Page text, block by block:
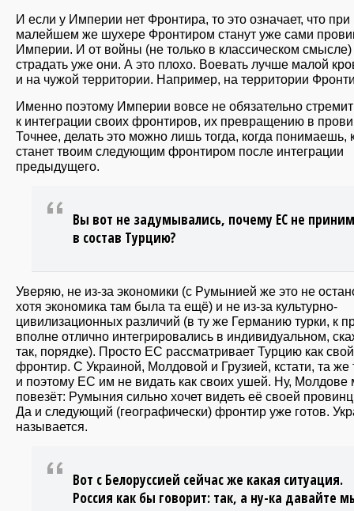
И если у Империи нет Фронтира, то это означает, что при
малейшем же шухере Фронтиром станут уже сами
Империи. И от войны (не только в классическом смысле)
страдать уже они. А это плохо. Воевать лучше малой
и на чужой территории. Например, на территории
Именно поэтому Империи вовсе не обязательно
к интеграции своих фронтиров, их превращению в
Точнее, делать это можно лишь тогда, когда понимаешь,
станет твоим следующим фронтиром после интеграции
предыдущего.
Вы вот не задумывались, почему ЕС не
в состав Турцию?
Уверяю, не из-за экономики (с Румынией же это не
хотя экономика там была та ещё) и не из-за культурно-
цивилизационных различий (в ту же Германию турки, к
вполне отлично интегрировались в индивидуальном,
так, порядке). Просто ЕС рассматривает Турцию как свой
фронтир. С Украиной, Молдовой и Грузией, кстати, та же
и поэтому ЕС им не видать как своих ушей. Ну, Молдове
повезёт: Румыния сильно хочет видеть её своей
Да и следующий (географически) фронтир уже готов.
называется.
Вот с Белоруссией сейчас же какая ситуация.
Россия как бы говорит: так, а ну-ка давайте